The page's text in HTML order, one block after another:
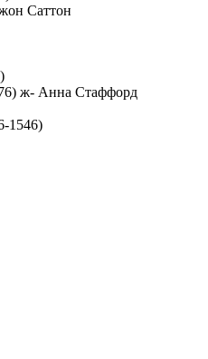
Саттон
ж- Анна Стаффорд
1546)